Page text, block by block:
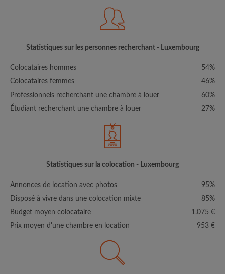
Statistiques sur les personnes recherchant - Luxembourg
Colocataires hommes
54%
Colocataires femmes
46%
Professionnels recherchant une chambre à louer
60%
Étudiant recherchant une chambre à louer
27%
Statistiques sur la colocation - Luxembourg
Annonces de location avec photos
95%
Disposé à vivre dans une colocation mixte
85%
Budget moyen colocataire
1.075 €
Prix moyen d'une chambre en location
953 €